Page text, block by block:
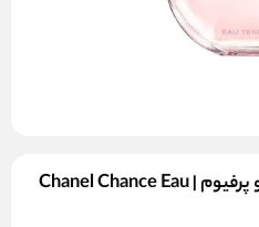
عطر ادکلن شنل چنس تندر ادو پرفیوم | Chanel Chance Eau